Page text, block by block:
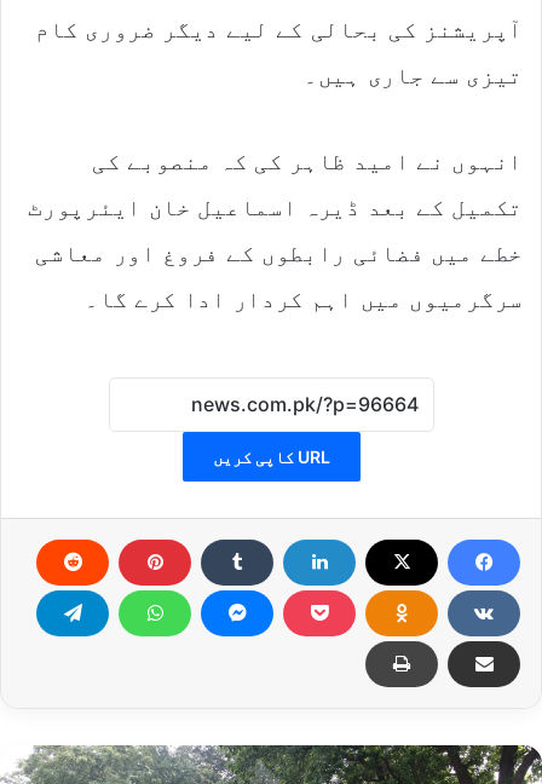
آپریشنز کی بحالی کے لیے دیگر ضروری کام
تیزی سے جاری ہیں۔
انہوں نے امید ظاہر کی کہ منصوبے کی
تکمیل کے بعد ڈیرہ اسماعیل خان ایئرپورٹ
خطے میں فضائی رابطوں کے فروغ اور معاشی
سرگرمیوں میں اہم کردار ادا کرے گا۔
URL کاپی کریں